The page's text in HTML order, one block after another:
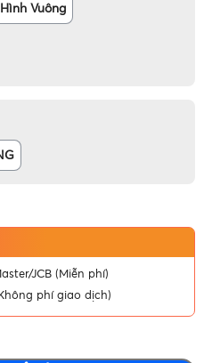
Hình Vuông
JCB (Miễn phí)
phí giao dịch)